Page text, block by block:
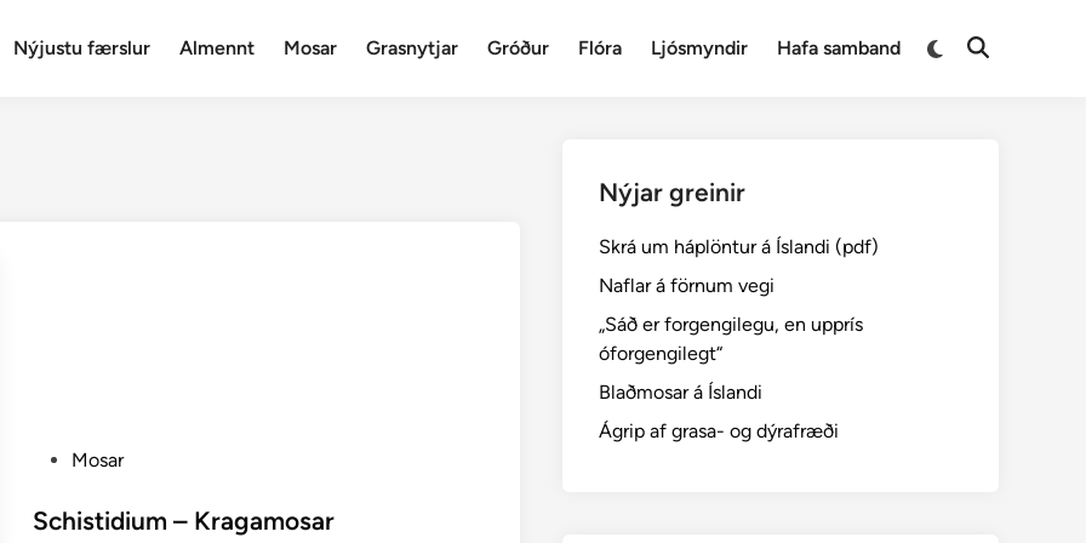
Nýjustu færslur Almennt Mosar Grasnytjar Gróður Flóra Ljósmyndir Hafa samband
Switch
Open
s
Mosar
Schistidium – Kragamosar
Nýjar greinir
Skrá um háplöntur á Íslandi (pdf)
Naflar á förnum vegi
„Sáð er forgengilegu, en upprís
óforgengilegt“
Blaðmosar á Íslandi
Ágrip af grasa- og dýrafræði